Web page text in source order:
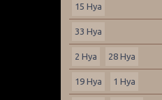
15 Hya
33 Hya
2 Hya 28 Hya
19 Hya 1 Hya